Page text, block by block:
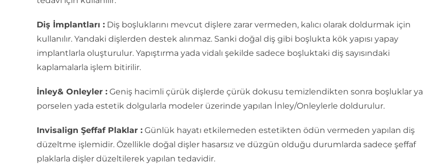
Diş İmplantları :Diş boşluklarını mevcut dişlere zarar vermeden, kalıcı olarak doldurmak için
kullanılır. Yandaki dişlerden destek alınmaz. Sanki doğal diş gibi boşlukta kök yapısı yapay
implantlarla oluşturulur. Yapıştırma yada vidalı şekilde sadece boşluktaki diş sayısındaki
kaplamalarla işlem bitirilir.
İnley& Onleyler :Geniş hacimli çürük dişlerde çürük dokusu temizlendikten sonra boşluklar ya
porselen yada estetik dolgularla modeler üzerinde yapılan İnley/Onleylerle doldurulur.
Invisalign Şeffaf Plaklar :Günlük hayatı etkilemeden estetikten ödün vermeden yapılan diş
düzeltme işlemidir. Özellikle doğal dişler hasarsız ve düzgün olduğu durumlarda sadece şeffaf
plaklarla dişler düzeltilerek yapılan tedavidir.